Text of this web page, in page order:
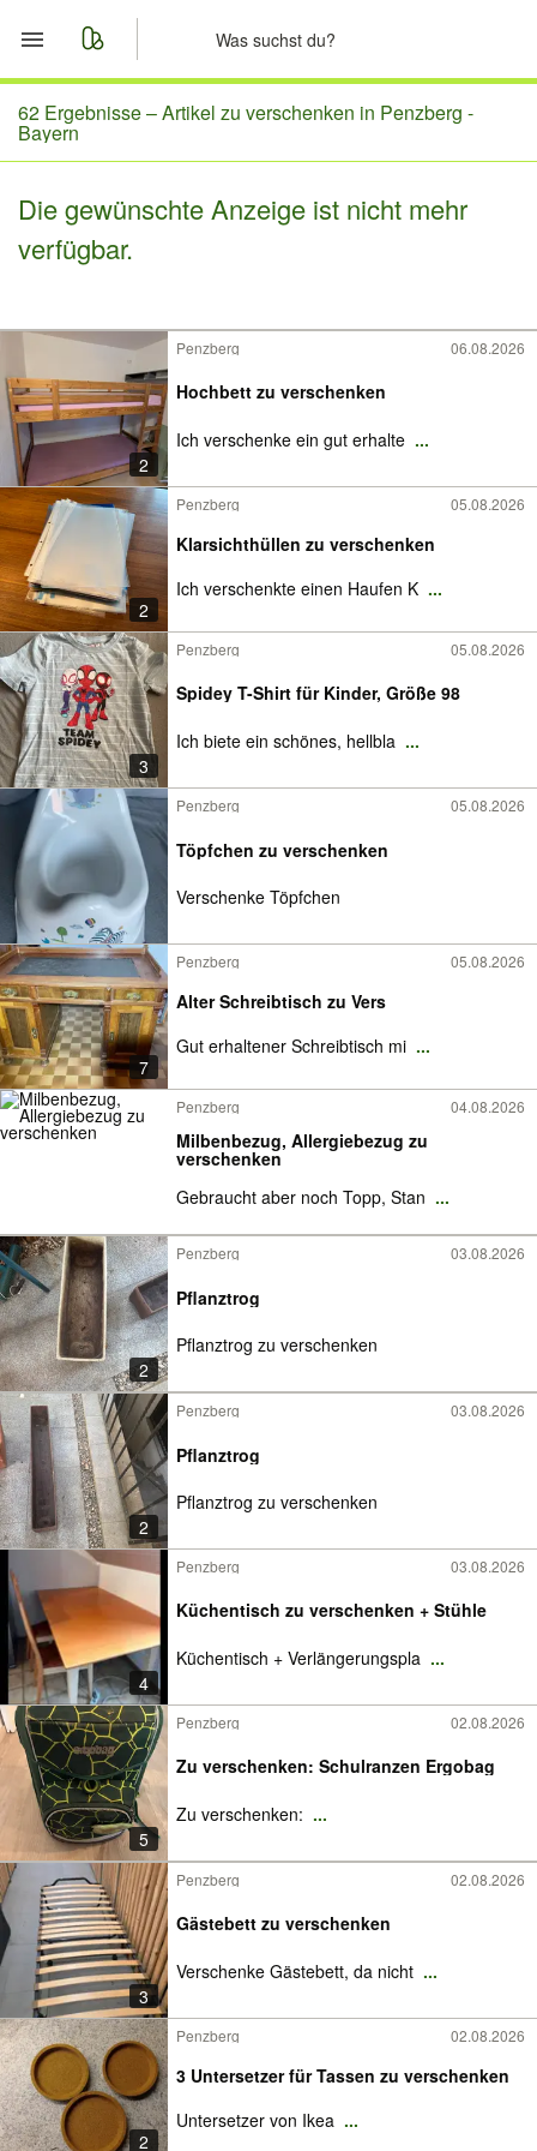
Start
Merkliste
Nachrichten
62 Ergebnisse –Artikel zu verschenken in Penzberg -
Bayern
Die gewünschte Anzeige ist nicht mehr
verfügbar.
2
Penzberg 06.08.2026
Hochbett zu verschenken
Ich verschenke ein gut erhalte ...
2
Penzberg 05.08.2026
Klarsichthüllen zu verschenken
Ich verschenkte einen Haufen K ...
3
Penzberg 05.08.2026
Spidey T-Shirt für Kinder, Größe 98
Ich biete ein schönes, hellbla ...
Penzberg 05.08.2026
Töpfchen zu verschenken
Verschenke Töpfchen
7
Penzberg 05.08.2026
Alter Schreibtisch zu Vers
Gut erhaltener Schreibtisch mi ...
Penzberg 04.08.2026
Milbenbezug, Allergiebezug zu
verschenken
Gebraucht aber noch Topp, Stan ...
2
Penzberg 03.08.2026
Pflanztrog
Pflanztrog zu verschenken
2
Penzberg 03.08.2026
Pflanztrog
Pflanztrog zu verschenken
4
Penzberg 03.08.2026
Küchentisch zu verschenken + Stühle
Küchentisch + Verlängerungspla ...
5
Penzberg 02.08.2026
Zu verschenken: Schulranzen Ergobag
Zu verschenken: ...
3
Penzberg 02.08.2026
Gästebett zu verschenken
Verschenke Gästebett, da nicht ...
2
Penzberg 02.08.2026
3 Untersetzer für Tassen zu verschenken
Untersetzer von Ikea ...